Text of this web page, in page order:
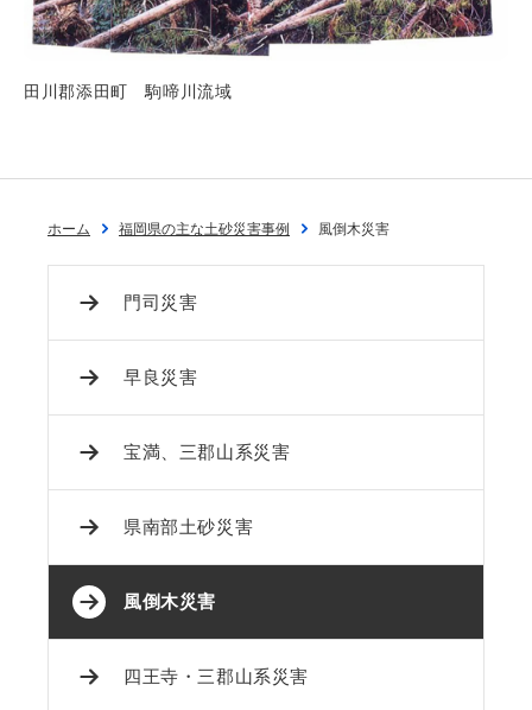
田川郡添田町 駒啼川流域
ホーム 福岡県の主な土砂災害事例 風倒木災害
門司災害
早良災害
宝満、三郡山系災害
県南部土砂災害
風倒木災害
四王寺・三郡山系災害